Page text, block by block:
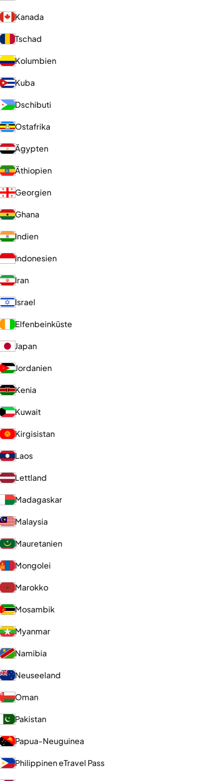
Kanada
Tschad
Kolumbien
Kuba
Dschibuti
Ostafrika
Ägypten
Äthiopien
Georgien
Ghana
Indien
Indonesien
Iran
Israel
Elfenbeinküste
Japan
Jordanien
Kenia
Kuwait
Kirgisistan
Laos
Lettland
Madagaskar
Malaysia
Mauretanien
Mongolei
Marokko
Mosambik
Myanmar
Namibia
Neuseeland
Oman
Pakistan
Papua-Neuguinea
Philippinen eTravel Pass